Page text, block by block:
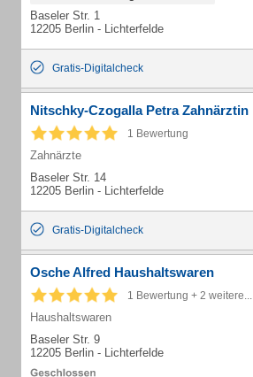
Baseler Str. 1
12205 Berlin - Lichterfelde
Gratis-Digitalcheck
Nitschky-Czogalla Petra Zahnärztin
1 Bewertung
Zahnärzte
Baseler Str. 14
12205 Berlin - Lichterfelde
Gratis-Digitalcheck
Osche Alfred Haushaltswaren
1 Bewertung + 2 weitere...
Haushaltswaren
Baseler Str. 9
12205 Berlin - Lichterfelde